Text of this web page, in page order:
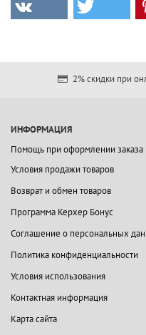
2% скидки при
ИНФОРМАЦИЯ
Помощь при оформлении заказа
Условия продажи товаров
Возврат и обмен товаров
Программа Керхер Бонус
Соглашение о персональных
Политика конфиденциальности
Условия использования
Контактная информация
Карта сайта